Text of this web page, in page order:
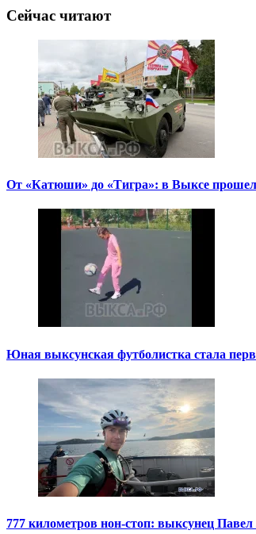
Сейчас читают
От «Катюши» до «Тигра»: в Выксе прошел
Юная выксунская футболистка стала
777 километров нон-стоп: выксунец